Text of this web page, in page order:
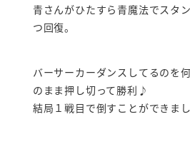
青さんがひたすら青魔法でスタ
つ回復。
バーサーカーダンスしてるのを
のまま押し切って勝利♪
結局１戦目で倒すことができまし